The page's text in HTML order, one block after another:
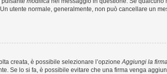
utente normale, generalmente, non può cancellare un
creata, è possibile selezionare l’opzioneAggiungi la
Se lo si fa, è possibile evitare che una firma venga